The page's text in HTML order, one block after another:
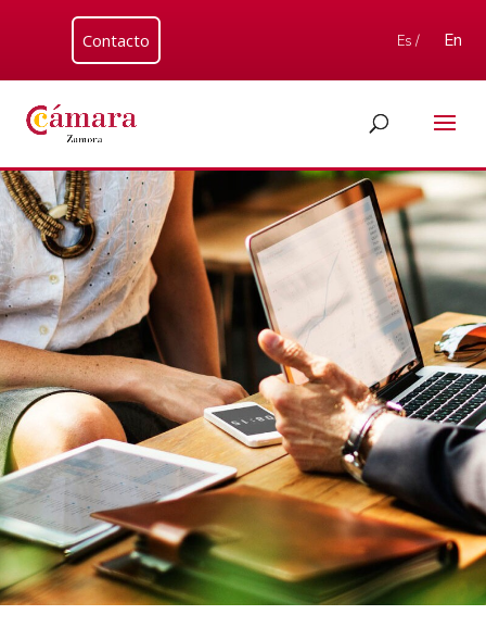
Contacto Es / En